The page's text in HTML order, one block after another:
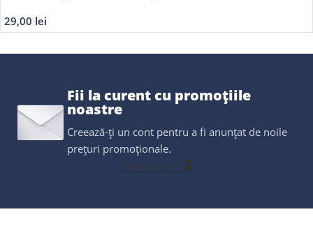
29,00 lei
Fii la curent cu promoțiile
noastre
Creează-ți un cont pentru a fi anunțat de noile
prețuri promoționale.
Creează cont